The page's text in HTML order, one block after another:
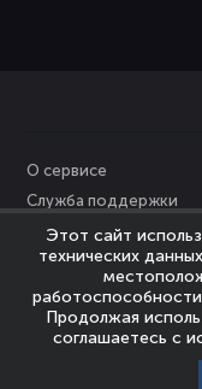
О сервисе
Служба поддержки
Персональные
Политика Cookies
Пользовательское
Политика
Этот сайт
технических
Продолжая
соглашаетесь с